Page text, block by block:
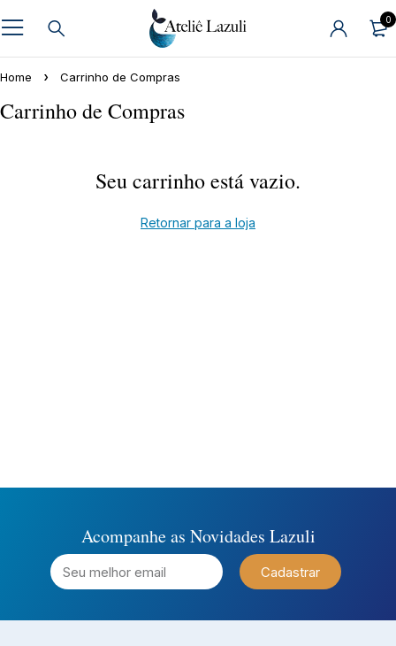
0
Home Carrinho de Compras
Carrinho de Compras
Seu carrinho está vazio.
Retornar para a loja
Acompanhe as Novidades Lazuli
Cadastrar